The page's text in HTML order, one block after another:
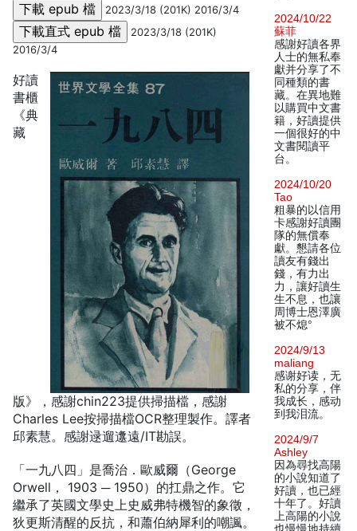
2023/3/18 (201K) 2016/3/4
2023/3/18 (201K)
2016/3/4
好讀
書櫃
《典
藏
版》，感謝chin223提供掃描檔，感謝
Charles Lee按掃描檔OCR整理製作。譯者
邱素慧。感謝逯遛邍遠/IT勘誤。
「一九八四」是喬治．歐威爾（George
Orwell， 1903 ─ 1950）的扛鼎之作。它
繼承了英國文學史上史威弗特機智的象徵，
狄更斯清醒的反抗，和蕭伯納犀利的嘲諷。
2024/10/22
蘇菲
感謝好讀各界
人士的無私奉
獻并分享了不
同種類的書
藏。在異地難
以購買中文書
籍，好讀提供
一個很好的中
文書閱讀平
台。
2024/10/20
Tao
粗暴的以信用
卡感謝好讀團
隊的無償奉
獻。懇請各位
讀友有錢出
錢，有力出
力，讓好讀生
生不息，也讓
周博士恩澤廣
被不熄°
2024/9/13
maliang
感谢好读，无
私的分享，伴
我成长，感动
到我泪流。
2024/9/7
Ashley
因為尋找高陽
的小說知道了
好讀，也已經
十年了。好讀
上高陽的小說